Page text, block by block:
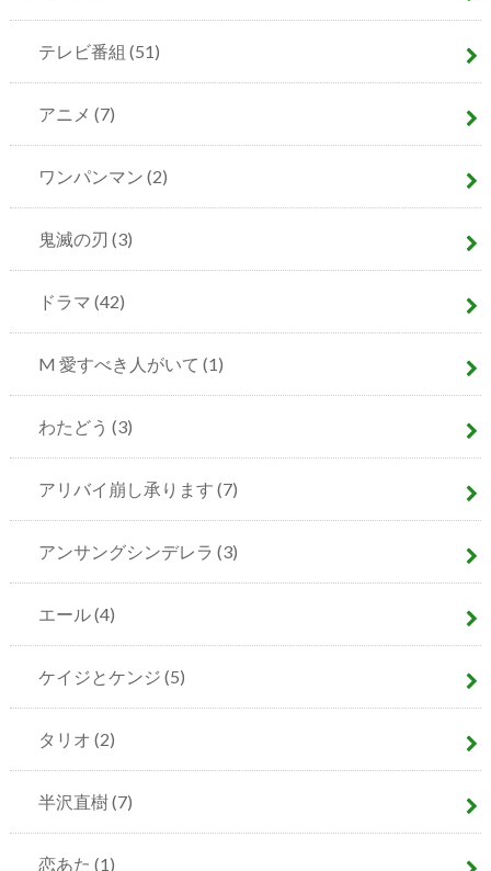
テレビ番組 (51)
アニメ (7)
ワンパンマン (2)
鬼滅の刃 (3)
ドラマ (42)
M 愛すべき人がいて (1)
わたどう (3)
アリバイ崩し承ります (7)
アンサングシンデレラ (3)
エール(4)
ケイジとケンジ (5)
タリオ (2)
半沢直樹(7)
恋あた (1)